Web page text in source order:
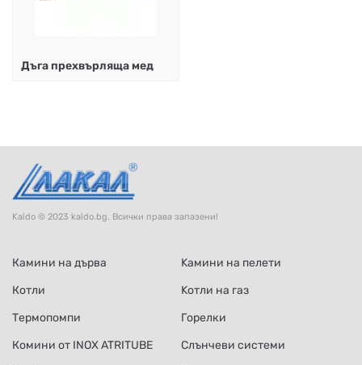
Дъга прехвърляща мед
Kaldo © 2023 kaldo.bg. Всички права запазени!
Камини на дърва
Kамини на пелети
Котли
Kотли на газ
Термопомпи
Горелки
Комини от INOX ATRITUBE
Слънчеви системи